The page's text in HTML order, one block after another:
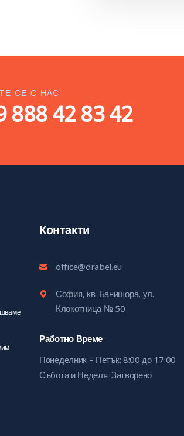
СЕ С НАС
888 42 83 42
Контакти
office@drabel.eu
София, кв. Банишора, ул.
Клокотница № 50
Работно Време
Понеделник – Петък: 8:00 до 17:00
Събота и Неделя: Затворено